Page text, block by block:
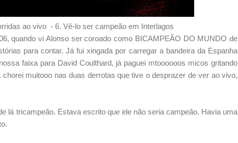
ao vivo - 6. Vê-lo ser campeão em Interlagos
quando vi Alonso ser coroado como BICAMPEÃO DO MUNDO de
para contar. Já fui xingada por carregar a bandeira da Espanha
faixa para David Coulthard, já paguei mtoooooos micos gritando
muitooo nas duas derrotas que tive o desprazer de ver ao vivo,
lá tricampeão. Estava escrito que ele não seria campeão. Havia uma